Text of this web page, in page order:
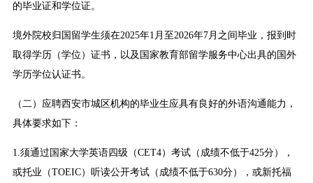
的毕业证和学位证。
境外院校归国留学生须在2025年1月至2026年7月之间毕业，报到时
取得学历（学位）证书，以及国家教育部留学服务中心出具的国外
学历学位认证书。
（二）应聘西安市城区机构的毕业生应具有良好的外语沟通能力，
具体要求如下：
1.须通过国家大学英语四级（CET4）考试（成绩不低于425分），
或托业（TOEIC）听读公开考试（成绩不低于630分），或新托福